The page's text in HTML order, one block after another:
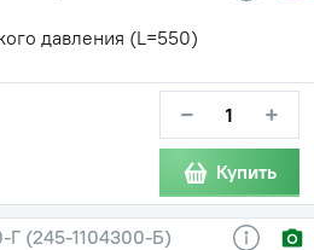
давления (L=550)
− +
Купить
Г (245-1104300-Б)